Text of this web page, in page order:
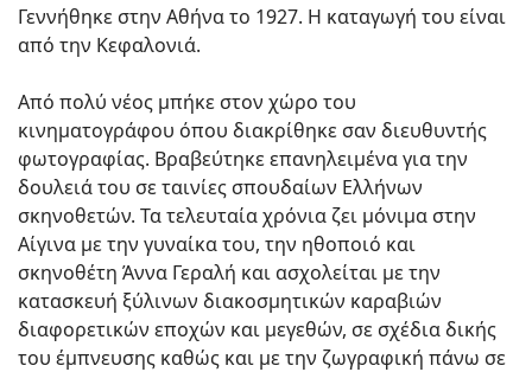
Γεννήθηκε στην Αθήνα το 1927. Η καταγωγή του είναι
από την Κεφαλονιά.
Από πολύ νέος μπήκε στον χώρο του
κινηματογράφου όπου διακρίθηκε σαν διευθυντής
φωτογραφίας. Βραβεύτηκε επανηλειμένα για την
δουλειά του σε ταινίες σπουδαίων Ελλήνων
σκηνοθετών. Τα τελευταία χρόνια ζει μόνιμα στην
Αίγινα με την γυναίκα του, την ηθοποιό και
σκηνοθέτη Άννα Γεραλή και ασχολείται με την
κατασκευή ξύλινων διακοσμητικών καραβιών
διαφορετικών εποχών και μεγεθών, σε σχέδια δικής
του έμπνευσης καθώς και με την ζωγραφική πάνω σε